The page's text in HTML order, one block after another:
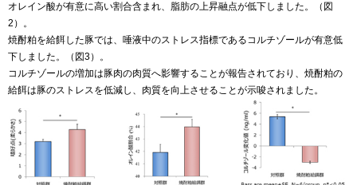
オレイン酸が有意に高い割合含まれ、脂肪の上昇融点が低下しました。（図
2）。
焼酎粕を給餌した豚では、唾液中のストレス指標であるコルチゾールが有意低
下しました。（図3）。
コルチゾールの増加は豚肉の肉質へ影響することが報告されており、焼酎粕の
給餌は豚のストレスを低減し、肉質を向上させることが示唆されました。